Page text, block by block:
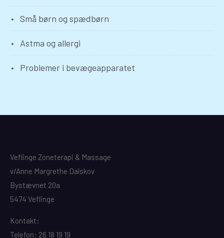
Små børn og spædbørn
Astma og allergi
Problemer i bevægeapparatet
Veflinge Zoneterapi & Massage
v/Anne Margrethe Dalskov
Bystævnet 20a
5474 Veflinge
Kontakt:
Telefon: 26 18 19 19